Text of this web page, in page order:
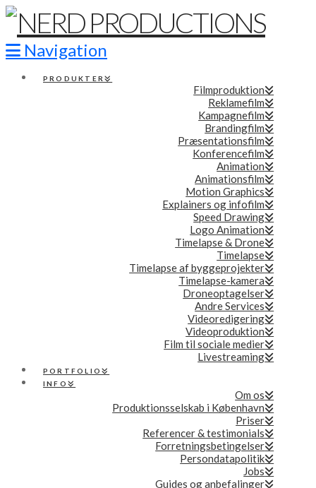
Navigation
PRODUKTER
Filmproduktion
Reklamefilm
Kampagnefilm
Brandingfilm
Præsentationsfilm
Konferencefilm
Animation
Animationsfilm
Motion Graphics
Explainers og infofilm
Speed Drawing
Logo Animation
Timelapse & Drone
Timelapse
Timelapse af byggeprojekter
Timelapse-kamera
Droneoptagelser
Andre Services
Videoredigering
Videoproduktion
Film til sociale medier
Livestreaming
PORTFOLIO
INFO
Om os
Produktionsselskab i København
Priser
Referencer & testimonials
Forretningsbetingelser
Persondatapolitik
Jobs
Guides og anbefalinger